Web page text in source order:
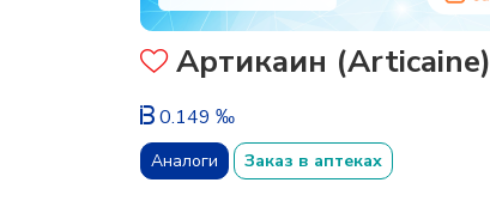
Артикаин (Articaine)
0.149 ‰
Аналоги Заказ в аптеках